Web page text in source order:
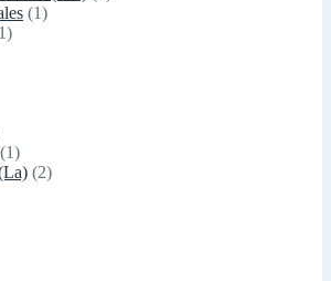
(1)
(1)
(2)